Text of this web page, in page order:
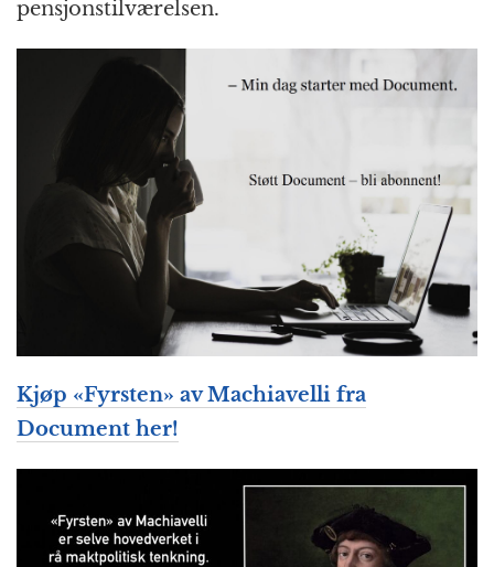
pensjonstilværelsen.
Kjøp «Fyrsten» av Machiavelli fra
Document her!